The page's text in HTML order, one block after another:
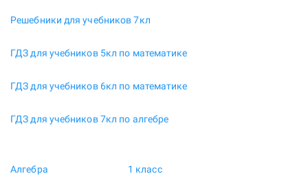
Решебники для учебников 7кл
ГДЗ для учебников 5кл по математике
ГДЗ для учебников 6кл по математике
ГДЗ для учебников 7кл по алгебре
Алгебра 1 класс